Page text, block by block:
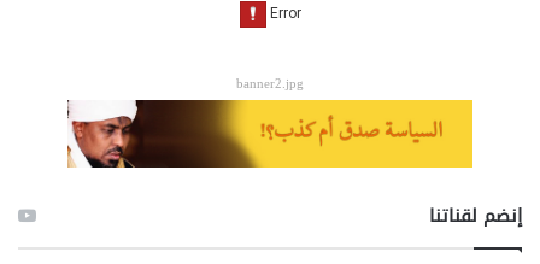
banner2.jpg
إنضم لقناتنا